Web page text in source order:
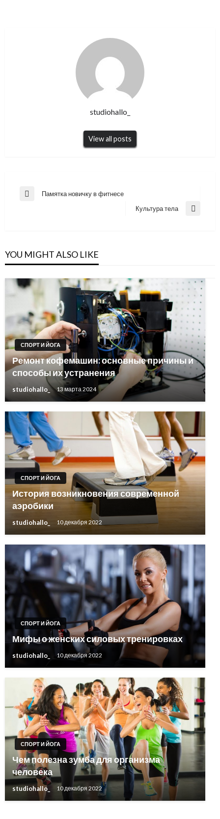
studiohallo_
View all posts
Навигация
Previous
Памятка новичку в фитнесе
Next
Культура тела
YOU MIGHT ALSO LIKE
СПОРТ И ЙОГА
Ремонт кофемашин: основные причины и
способы их устранения
studiohallo_ 13 марта 2024
СПОРТ И ЙОГА
История возникновения современной
аэробики
studiohallo_ 10 декабря 2022
СПОРТ И ЙОГА
Мифы о женских силовых тренировках
studiohallo_ 10 декабря 2022
СПОРТ И ЙОГА
Чем полезна зумба для организма
человека
studiohallo_ 10 декабря 2022